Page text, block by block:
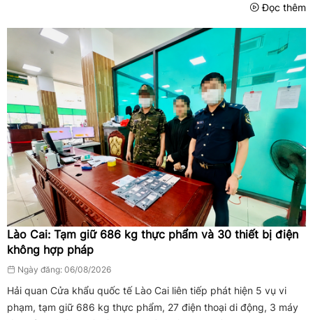
Đọc thêm
Lào Cai: Tạm giữ 686 kg thực phẩm và 30 thiết bị điện
không hợp pháp
Ngày đăng: 06/08/2026
Hải quan Cửa khẩu quốc tế Lào Cai liên tiếp phát hiện 5 vụ vi
phạm, tạm giữ 686 kg thực phẩm, 27 điện thoại di động, 3 máy